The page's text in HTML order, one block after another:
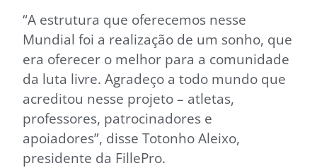
“A estrutura que oferecemos nesse
Mundial foi a realização de um sonho, que
era oferecer o melhor para a comunidade
da luta livre. Agradeço a todo mundo que
acreditou nesse projeto – atletas,
professores, patrocinadores e
apoiadores”, disse Totonho Aleixo,
presidente da FillePro.